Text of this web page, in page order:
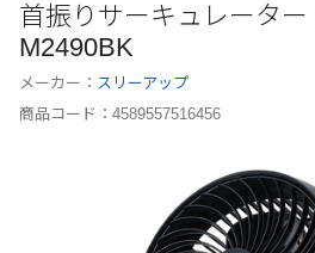
首振りサーキュレータ
M2490BK
メーカー： スリーアップ
商品コード： 4589557516456